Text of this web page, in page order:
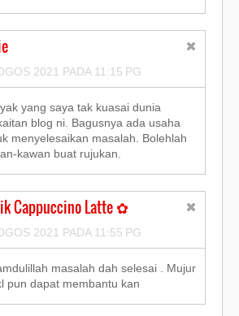
2021 PADA 11:15 PG
yang saya tak kuasai dunia
blog ni. Bagusnya ada usaha
menyelesaikan masalah. Bolehlah
kawan buat rujukan.
Cappuccino Latte ✿
2021 PADA 11:55 PG
masalah dah selesai . Mujur
pun dapat membantu kan